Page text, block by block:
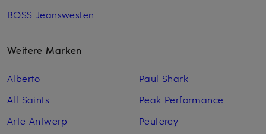
BOSS Jeanswesten
Weitere Marken
Alberto
All Saints
Arte Antwerp
Paul Shark
Peak Performance
Peuterey